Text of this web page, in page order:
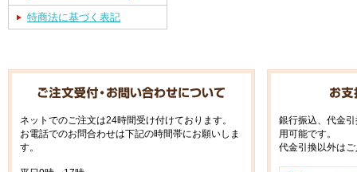
特商法に基づく表記
ネットでのご注文は24時間受け付けております。
お電話でのお問合わせは下記の時間帯にお願いしま
す。
銀行振込、代金
用可能です。
代金引換以外は